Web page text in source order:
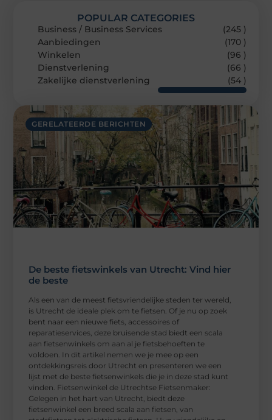
GERELATEERDE BERICHTEN
De beste fietswinkels van Utrecht: Vind hier
de beste
Als een van de meest fietsvriendelijke steden ter wereld,
is Utrecht de ideale plek om te fietsen. Of je nu op zoek
bent naar een nieuwe fiets, accessoires of
reparatieservices, deze bruisende stad biedt een scala
aan fietsenwinkels om aan al je fietsbehoeften te
voldoen. In dit artikel nemen we je mee op een
ontdekkingsreis door Utrecht en presenteren we een
lijst met de beste fietsenwinkels die je in deze stad kunt
vinden. Fietsenwinkel de Utrechtse Fietsenmaker:
Gelegen in het hart van Utrecht, biedt deze
fietsenwinkel een breed scala aan fietsen, van
POPULAR CATEGORIES
Business / Business Services
(245 )
Aanbiedingen
(170 )
Winkelen
(96 )
Dienstverlening
(66 )
Zakelijke dienstverlening
(54 )